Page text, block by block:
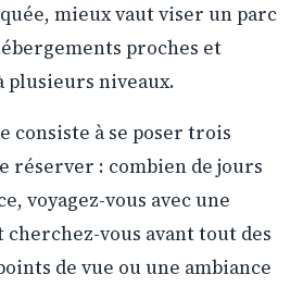
mieux vaut viser un parc
proches et
plusieurs niveaux.
consiste à se poser trois
réserver : combien de jours
voyagez-vous avec une
vous avant tout des
de vue ou une ambiance